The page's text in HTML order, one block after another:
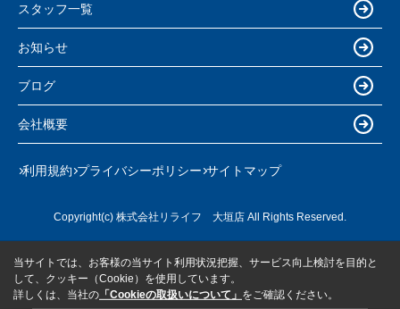
スタッフ一覧
お知らせ
ブログ
会社概要
利用規約 プライバシーポリシー サイトマップ
Copyright(c) 株式会社リライフ 大垣店 All Rights Reserved.
当サイトでは、お客様の当サイト利用状況把握、サービス向上検討を目的と
して、クッキー（Cookie）を使用しています。
詳しくは、当社の 「Cookieの取扱いについて」 をご確認ください。